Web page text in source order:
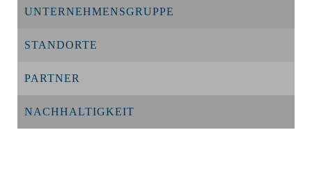
UNTERNEHMENSGRUPPE
STANDORTE
PARTNER
NACHHALTIGKEIT